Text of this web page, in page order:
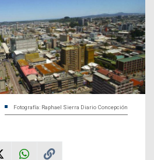
Fotografía: Raphael Sierra Diario Concepción